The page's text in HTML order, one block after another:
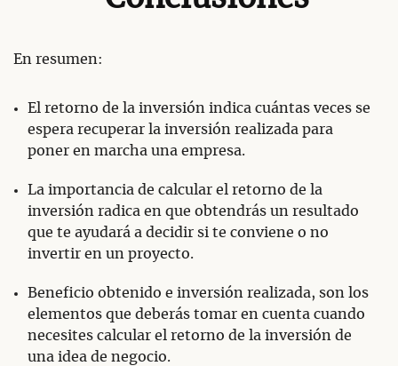
En resumen:
El retorno de la inversión indica cuántas veces se
espera recuperar la inversión realizada para
poner en marcha una empresa.
La importancia de calcular el retorno de la
inversión radica en que obtendrás un resultado
que te ayudará a decidir si te conviene o no
invertir en un proyecto.
Beneficio obtenido e inversión realizada, son los
elementos que deberás tomar en cuenta cuando
necesites calcular el retorno de la inversión de
una idea de negocio.